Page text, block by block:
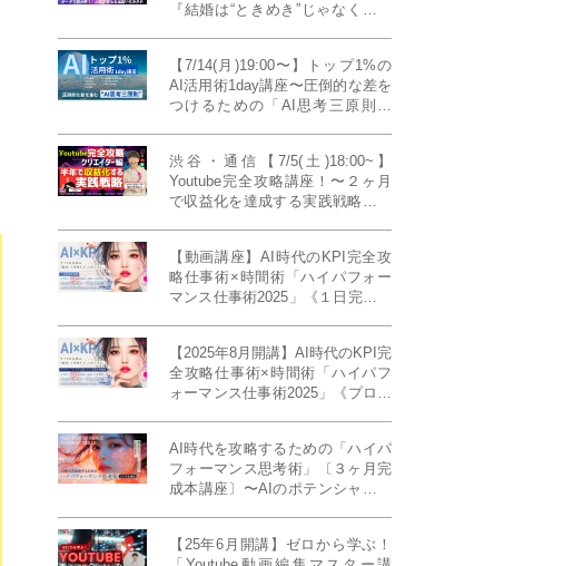
『結婚は“ときめき”じゃなくて、
のカタチ〜《BOOKLove結婚相談
所presents》
【7/14(月)19:00〜】トップ1%の
AI活用術1day講座〜圧倒的な差を
つけるための「AI思考三原則」
渋谷・通信【7/5(土)18:00~】
Youtube完全攻略講座！〜２ヶ月
で収益化を達成する実践戦略！ゲ
発信力養成ラボNEO》
【動画講座】AI時代のKPI完全攻
略仕事術×時間術「ハイパフォー
マンス仕事術2025」《１日完成特
【2025年8月開講】AI時代のKPI完
全攻略仕事術×時間術「ハイパフ
ォーマンス仕事術2025」《プロフ
AI時代を攻略するための「ハイパ
フォーマンス思考術」〔３ヶ月完
成本講座〕〜AIのポテンシャルを
【25年6月開講】ゼロから学ぶ！